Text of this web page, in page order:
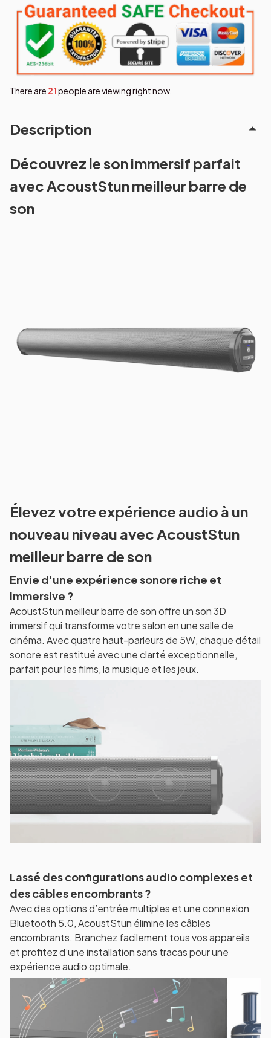
There are 23people are viewing right now.
Description
Découvrez le son immersif parfait
avec AcoustStun meilleur barre de
son
Élevez votre expérience audio à un
nouveau niveau avec AcoustStun
meilleur barre de son
Envie d'une expérience sonore riche et
immersive ?
AcoustStun meilleur barre de son offre un son 3D
immersif qui transforme votre salon en une salle de
cinéma. Avec quatre haut-parleurs de 5W, chaque détail
sonore est restitué avec une clarté exceptionnelle,
parfait pour les films, la musique et les jeux.
Lassé des configurations audio complexes et
des câbles encombrants ?
Avec des options d’entrée multiples et une connexion
Bluetooth 5.0, AcoustStun élimine les câbles
encombrants. Branchez facilement tous vos appareils
et profitez d’une installation sans tracas pour une
expérience audio optimale.